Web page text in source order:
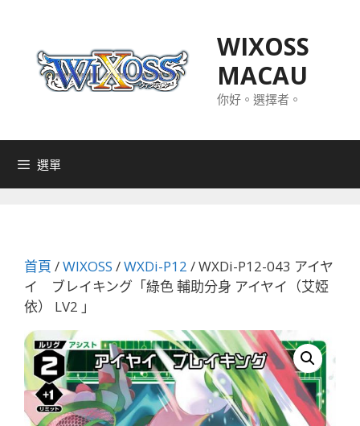
WIXOSS
MACAU
你好。選擇者。
選單
首頁 /WIXOSS /WXDi-P12 / WXDi-P12-043 アイヤ
イ ブレイキング「綠色 輔助分身 アイヤイ（艾婭
依） LV2 」